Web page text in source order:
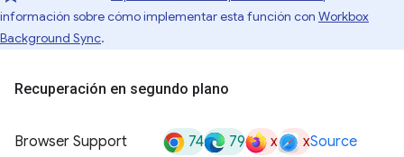
información sobre cómo implementar esta función con Workbox
Background Sync.
Recuperación en segundo plano
Browser Support 74 79 x xSource